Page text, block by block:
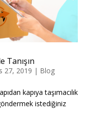
Tanışın
27, 2019 | Blog
kapıya taşımacılık
istediğiniz